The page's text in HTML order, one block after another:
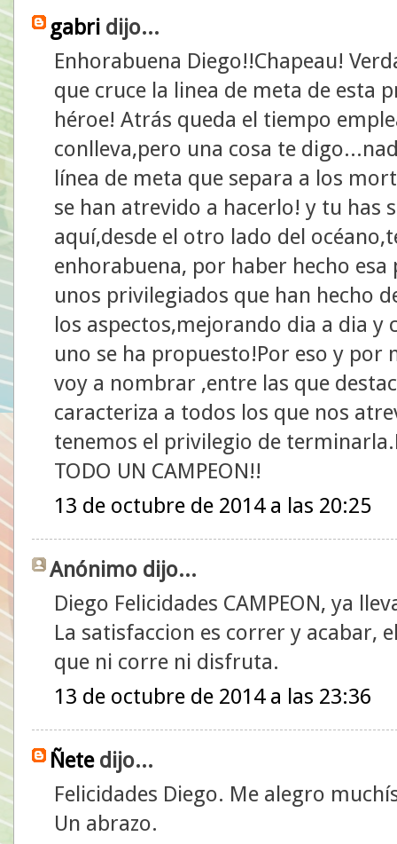
gabri dijo...
Enhorabuena Diego!!Chapeau!
que cruce la linea de meta de esta
héroe! Atrás queda el tiempo
conlleva,pero una cosa te
línea de meta que separa a los
se han atrevido a hacerlo! y tu has
aquí,desde el otro lado del
enhorabuena, por haber hecho esa
unos privilegiados que han hecho
los aspectos,mejorando dia a dia y
uno se ha propuesto!Por eso y
voy a nombrar ,entre las que
caracteriza a todos los que nos
tenemos el privilegio de
TODO UN CAMPEON!!
13 de octubre de 2014 a las 20:25
Anónimo dijo...
Diego Felicidades CAMPEON, ya
La satisfaccion es correr y acabar,
que ni corre ni disfruta.
13 de octubre de 2014 a las 23:36
Ñetedijo...
Felicidades Diego. Me alegro
Un abrazo.